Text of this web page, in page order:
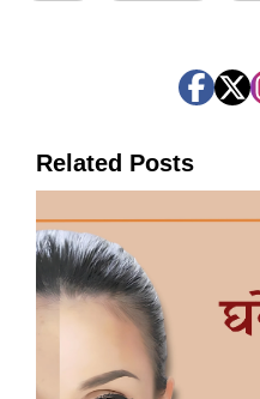
Related Posts